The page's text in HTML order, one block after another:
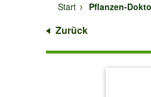
Start
Pflanzen-
Zurück